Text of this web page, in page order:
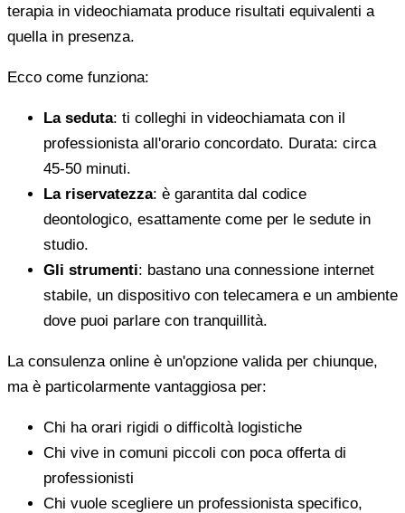
terapia in videochiamata produce risultati equivalenti a
quella in presenza.
Ecco come funziona:
La seduta: ti colleghi in videochiamata con il
professionista all'orario concordato. Durata: circa
45-50 minuti.
La riservatezza: è garantita dal codice
deontologico, esattamente come per le sedute in
studio.
Gli strumenti: bastano una connessione internet
stabile, un dispositivo con telecamera e un ambiente
dove puoi parlare con tranquillità.
La consulenza online è un'opzione valida per chiunque,
ma è particolarmente vantaggiosa per:
Chi ha orari rigidi o difficoltà logistiche
Chi vive in comuni piccoli con poca offerta di
professionisti
Chi vuole scegliere un professionista specifico,